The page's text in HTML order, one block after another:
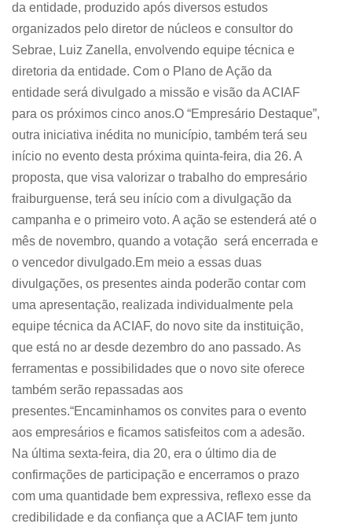
da entidade, produzido após diversos estudos
organizados pelo diretor de núcleos e consultor do
Sebrae, Luiz Zanella, envolvendo equipe técnica e
diretoria da entidade. Com o Plano de Ação da
entidade será divulgado a missão e visão da ACIAF
para os próximos cinco anos.O “Empresário Destaque”,
outra iniciativa inédita no município, também terá seu
início no evento desta próxima quinta-feira, dia 26. A
proposta, que visa valorizar o trabalho do empresário
fraiburguense, terá seu início com a divulgação da
campanha e o primeiro voto. A ação se estenderá até o
mês de novembro, quando a votação será encerrada e
o vencedor divulgado.Em meio a essas duas
divulgações, os presentes ainda poderão contar com
uma apresentação, realizada individualmente pela
equipe técnica da ACIAF, do novo site da instituição,
que está no ar desde dezembro do ano passado. As
ferramentas e possibilidades que o novo site oferece
também serão repassadas aos
presentes.“Encaminhamos os convites para o evento
aos empresários e ficamos satisfeitos com a adesão.
Na última sexta-feira, dia 20, era o último dia de
confirmações de participação e encerramos o prazo
com uma quantidade bem expressiva, reflexo esse da
credibilidade e da confiança que a ACIAF tem junto